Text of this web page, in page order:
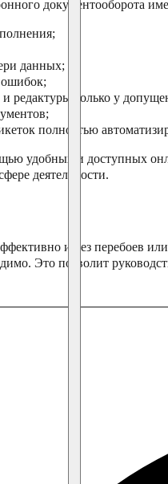
документооборота
данных;
ошибок;
редактуры только у
полностью
удобных и доступных
деятельности.
и без перебоев
Это позволит